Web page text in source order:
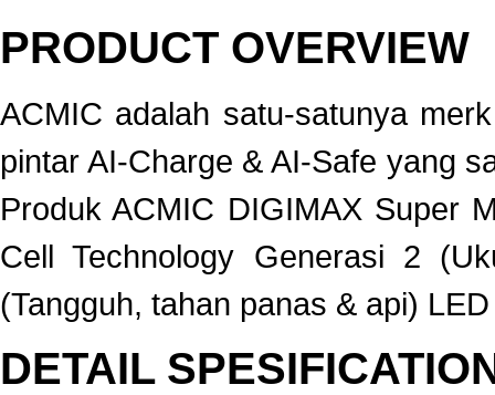
PRODUCT OVERVIEW
ACMIC adalah satu-satunya
pintar AI-Charge & AI-Safe yang
Produk ACMIC DIGIMAX Super
Cell Technology Generasi 2
(Tangguh, tahan panas & api)
DETAIL